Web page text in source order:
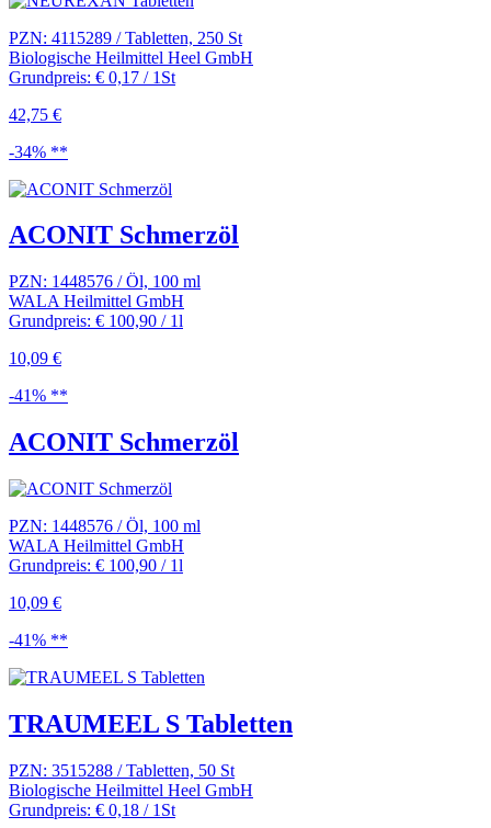
PZN: 4115289 / Tabletten, 250 St
Biologische Heilmittel Heel GmbH
Grundpreis: € 0,17 / 1St
42,75 €
-34% **
ACONIT Schmerzöl
PZN: 1448576 / Öl, 100 ml
WALA Heilmittel GmbH
Grundpreis: € 100,90 / 1l
10,09 €
-41% **
ACONIT Schmerzöl
PZN: 1448576 / Öl, 100 ml
WALA Heilmittel GmbH
Grundpreis: € 100,90 / 1l
10,09 €
-41% **
TRAUMEEL S Tabletten
PZN: 3515288 / Tabletten, 50 St
Biologische Heilmittel Heel GmbH
Grundpreis: € 0,18 / 1St